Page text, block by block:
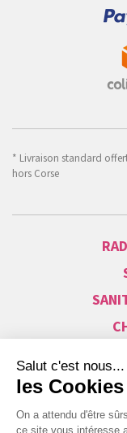
* Livraison standard
hors Corse